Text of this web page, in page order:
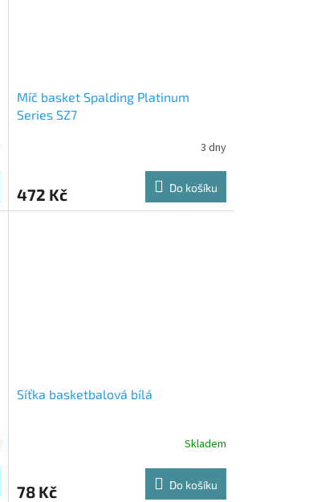
Míč basket Spalding Platinum
Series SZ7
3 dny
472 Kč Do košíku
Síťka basketbalová bílá
Skladem
78 Kč Do košíku